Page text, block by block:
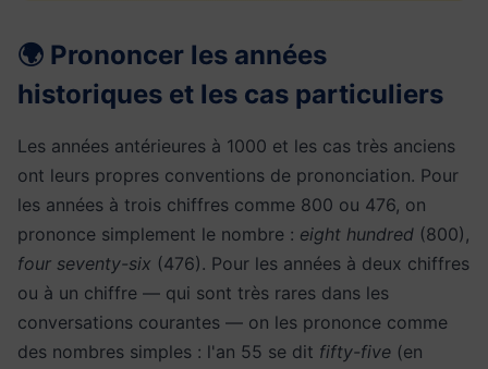
🌍 Prononcer les années
historiques et les cas particuliers
Les années antérieures à 1000 et les cas très anciens
ont leurs propres conventions de prononciation. Pour
les années à trois chiffres comme 800 ou 476, on
prononce simplement le nombre : eight hundred (800),
four seventy-six (476). Pour les années à deux chiffres
ou à un chiffre — qui sont très rares dans les
conversations courantes — on les prononce comme
des nombres simples : l'an 55 se dit fifty-five (en